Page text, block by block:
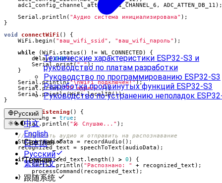
Технические характеристики ESP32-S3 и
руководство по платам разработки
Руководство по программированию ESP32-S3
Разработка продвинутых функций ESP32-S3
Руководство по устранению неполадок
Русский
中文
English
日本語
Русский
繁體中文
Светлая
Темная
跟随系统
adc1_config_channel_atten
ADC1_CHANNEL_6 , ADC_ATTEN_DB_11 );
Serial . println ( "Аудио система инициализирована" );
}
void
connectWiFi ()
{
WiFi . begin ( "ваш_wifi_ssid" , "ваш_wifi_пароль" );
while
(WiFi . status () != WL_CONNECTED )
{
delay(1000);
Serial . print ( "." );
}
Serial . println("\nWiFi подключен!");
Serial . print("IP адрес: ");
Serial . println (WiFi.localIP());
}
void startListening ()
{
listening
= true ;
Serial. println ( "🎤 Слушаю..." );
String audioData = recordAudio ();
recognized_text
= speechToText (audioData );
if (recognized_text . length () > 0 )
{
Serial. println ( "Распознано: " + recognized_text );
processCommand ( recognized_text );
}